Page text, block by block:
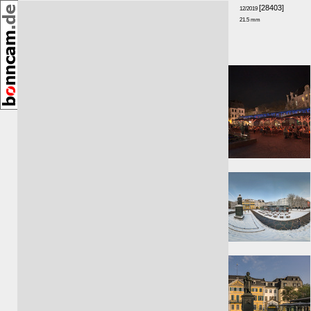
12/2019 [28403]
21.5 mm